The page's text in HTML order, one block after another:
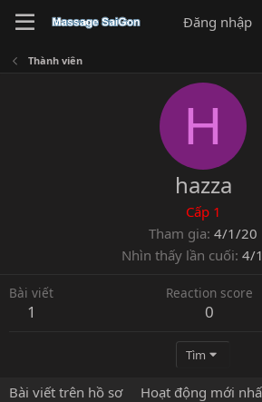
Đăng nhập
Thành viên
H
hazza
Cấp 1
Tham gia 4/1/20
Nhìn thấy lần cuối 4/
Bài viết
1
Reaction score
0
Tìm
Bài viết trên hồ sơ Hoạt động mới